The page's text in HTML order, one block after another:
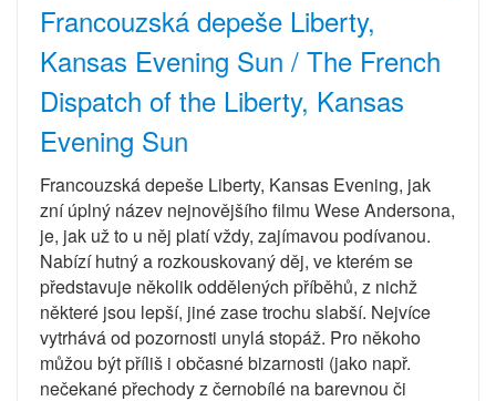
Francouzská depeše Liberty,
Kansas Evening Sun / The French
Dispatch of the Liberty, Kansas
Evening Sun
Francouzská depeše Liberty, Kansas Evening, jak
zní úplný název nejnovějšího filmu Wese Andersona,
je, jak už to u něj platí vždy, zajímavou podívanou.
Nabízí hutný a rozkouskovaný děj, ve kterém se
představuje několik oddělených příběhů, z nichž
některé jsou lepší, jiné zase trochu slabší. Nejvíce
vytrhává od pozornosti unylá stopáž. Pro někoho
můžou být příliš i občasné bizarnosti (jako např.
nečekané přechody z černobílé na barevnou či